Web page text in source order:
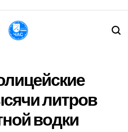
литров
водки